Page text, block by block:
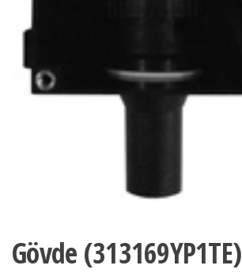
Gövde (313169YP1TE)